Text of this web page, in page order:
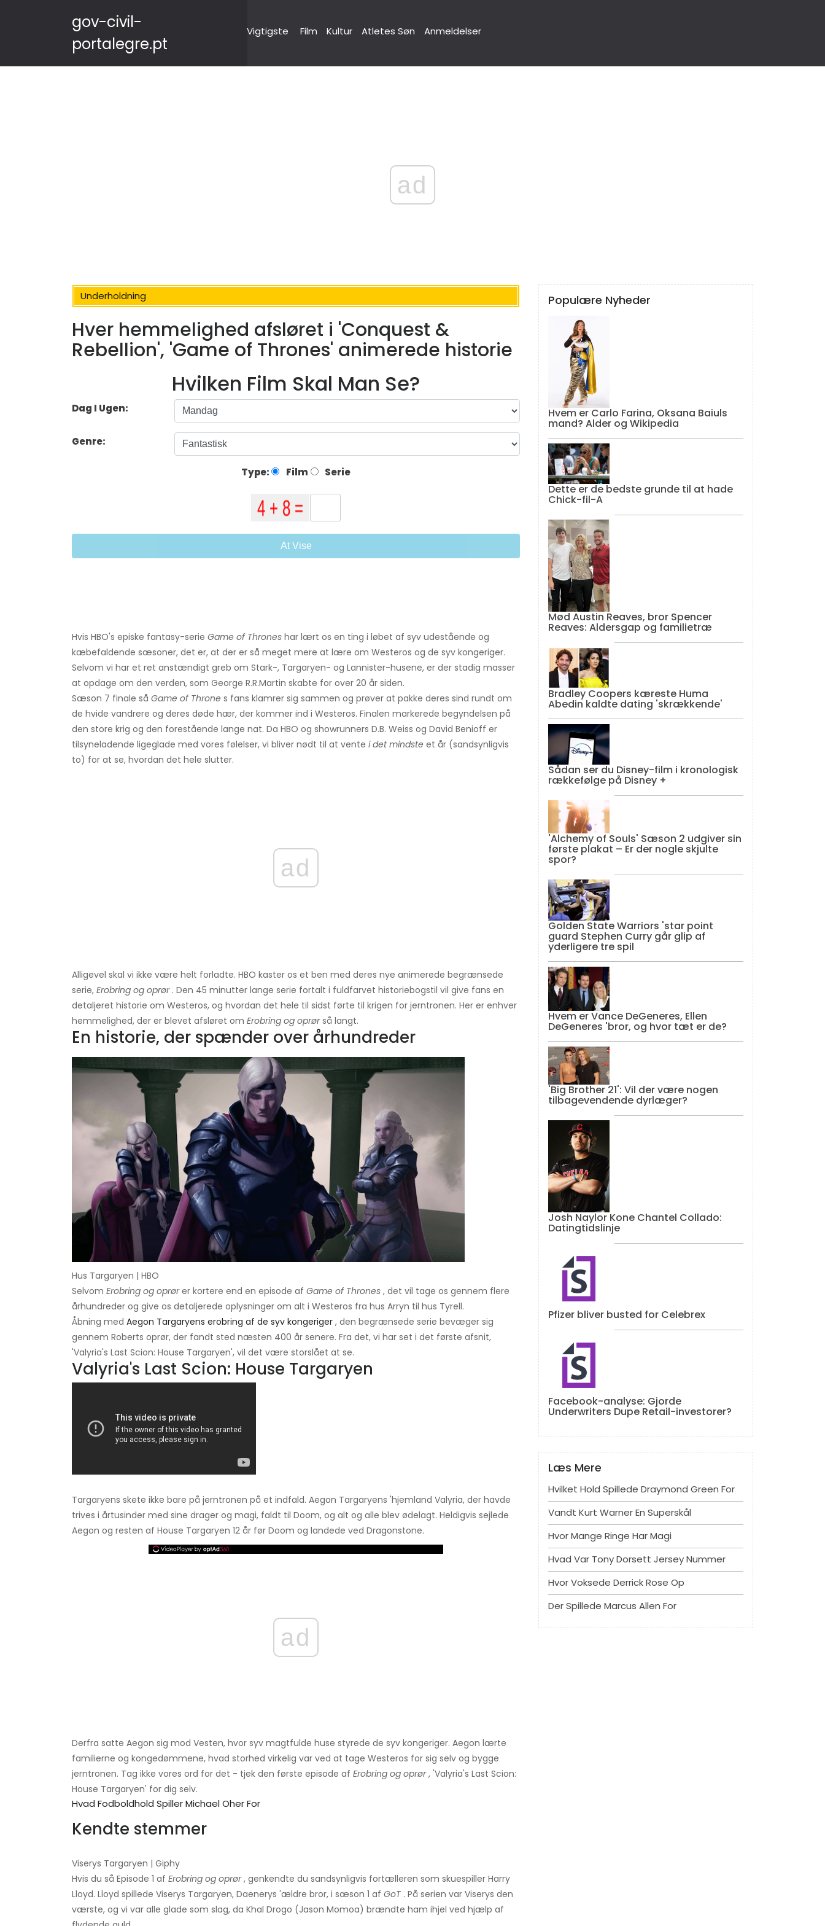
gov-civil-
portalegre.pt
Vigtigste Film Kultur Atletes Søn Anmeldelser
ad
Underholdning
Hver hemmelighed afsløret i 'Conquest &
Rebellion', 'Game of Thrones' animerede historie
Hvilken Film Skal Man Se?
Dag I Ugen:
Genre:
Type: Film Serie
At Vise
Hvis HBO's episke fantasy-serie Game of Thrones har lært os en ting i løbet af syv udestående og
kæbefaldende sæsoner, det er, at der er så meget mere at lære om Westeros og de syv kongeriger.
Selvom vi har et ret anstændigt greb om Stark-, Targaryen- og Lannister-husene, er der stadig masser
at opdage om den verden, som George R.R.Martin skabte for over 20 år siden.
Sæson 7 finale så Game of Throne s fans klamrer sig sammen og prøver at pakke deres sind rundt om
de hvide vandrere og deres døde hær, der kommer ind i Westeros. Finalen markerede begyndelsen på
den store krig og den forestående lange nat. Da HBO og showrunners D.B. Weiss og David Benioff er
tilsyneladende ligeglade med vores følelser, vi bliver nødt til at vente i det mindste et år (sandsynligvis
to) for at se, hvordan det hele slutter.
ad
Alligevel skal vi ikke være helt forladte. HBO kaster os et ben med deres nye animerede begrænsede
serie, Erobring og oprør. Den 45 minutter lange serie fortalt i fuldfarvet historiebogstil vil give fans en
detaljeret historie om Westeros, og hvordan det hele til sidst førte til krigen for jerntronen. Her er enhver
hemmelighed, der er blevet afsløret om Erobring og oprørså langt.
En historie, der spænder over århundreder
Hus Targaryen | HBO
Selvom Erobring og oprører kortere end en episode af Game of Thrones , det vil tage os gennem flere
århundreder og give os detaljerede oplysninger om alt i Westeros fra hus Arryn til hus Tyrell.
Åbning med Aegon Targaryens erobring af de syv kongeriger , den begrænsede serie bevæger sig
gennem Roberts oprør, der fandt sted næsten 400 år senere. Fra det, vi har set i det første afsnit,
'Valyria's Last Scion: House Targaryen', vil det være storslået at se.
Valyria's Last Scion: House Targaryen
Targaryens skete ikke bare på jerntronen på et indfald. Aegon Targaryens 'hjemland Valyria, der havde
trives i årtusinder med sine drager og magi, faldt til Doom, og alt og alle blev ødelagt. Heldigvis sejlede
Aegon og resten af ​​House Targaryen 12 år før Doom og landede ved Dragonstone.
ad
Derfra satte Aegon sig mod Vesten, hvor syv magtfulde huse styrede de syv kongeriger. Aegon lærte
familierne og kongedømmene, hvad storhed virkelig var ved at tage Westeros for sig selv og bygge
jerntronen. Tag ikke vores ord for det - tjek den første episode af Erobring og oprør, 'Valyria's Last Scion:
House Targaryen' for dig selv.
Hvad Fodboldhold Spiller Michael Oher For
Kendte stemmer
Viserys Targaryen | Giphy
Hvis du så Episode 1 af Erobring og oprør, genkendte du sandsynligvis fortælleren som skuespiller Harry
Lloyd. Lloyd spillede Viserys Targaryen, Daenerys 'ældre bror, i sæson 1 af GoT . På serien var Viserys den
værste, og vi var alle glade som slag, da Khal Drogo (Jason Momoa) brændte ham ihjel ved hjælp af
Populære Nyheder
Hvem er Carlo Farina, Oksana Baiuls
mand? Alder og Wikipedia
Dette er de bedste grunde til at hade
Chick-fil-A
Mød Austin Reaves, bror Spencer
Reaves: Aldersgap og familietræ
Bradley Coopers kæreste Huma
Abedin kaldte dating 'skrækkende'
Sådan ser du Disney-film i kronologisk
rækkefølge på Disney +
'Alchemy of Souls' Sæson 2 udgiver sin
første plakat – Er der nogle skjulte
spor?
Golden State Warriors 'star point
guard Stephen Curry går glip af
yderligere tre spil
Hvem er Vance DeGeneres, Ellen
DeGeneres 'bror, og hvor tæt er de?
'Big Brother 21': Vil der være nogen
tilbagevendende dyrlæger?
Josh Naylor Kone Chantel Collado:
Datingtidslinje
Pfizer bliver busted for Celebrex
Facebook-analyse: Gjorde
Underwriters Dupe Retail-investorer?
Læs Mere
Hvilket Hold Spillede Draymond Green For
Vandt Kurt Warner En Superskål
Hvor Mange Ringe Har Magi
Hvad Var Tony Dorsett Jersey Nummer
Hvor Voksede Derrick Rose Op
Der Spillede Marcus Allen For